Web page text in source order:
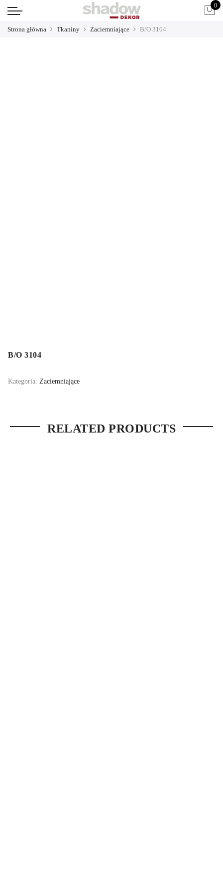
0
Strona główna Tkaniny Zaciemniające B/O 3104
B/O 3104
Kategoria: Zaciemniające
RELATED PRODUCTS